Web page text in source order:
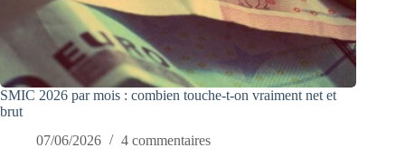
SMIC 2026 par mois : combien touche-t-on vraiment net et
brut
07/06/2026
4 commentaires